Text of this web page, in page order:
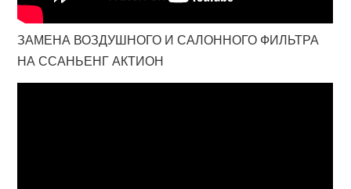
ЗАМЕНА ВОЗДУШНОГО И САЛОННОГО ФИЛЬТРА
НА ССАНЬЕНГ АКТИОН